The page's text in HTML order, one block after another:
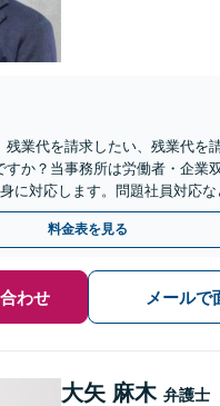
残業代を請求したい、残業代を
すか？当事務所は労働者・企業
に対応します。問題社員対応な
予約も可能です。
料金表を見る
わせ メールで
大矢 麻木 弁護士